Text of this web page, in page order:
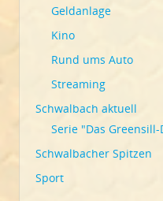
Geldanlage
Kino
Rund ums Auto
Streaming
Schwalbach aktuell
Serie "Das Greensill-
Schwalbacher Spitzen
Sport